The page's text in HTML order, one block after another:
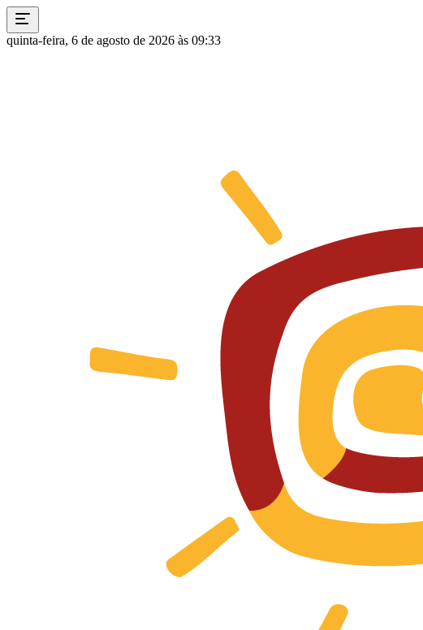
quinta-feira, 6 de agosto de 2026 às 09:33